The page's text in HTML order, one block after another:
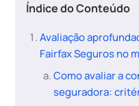
Índice do Conteúdo
Avaliação
Fairfax Seguros no
Como avaliar a
seguradora: